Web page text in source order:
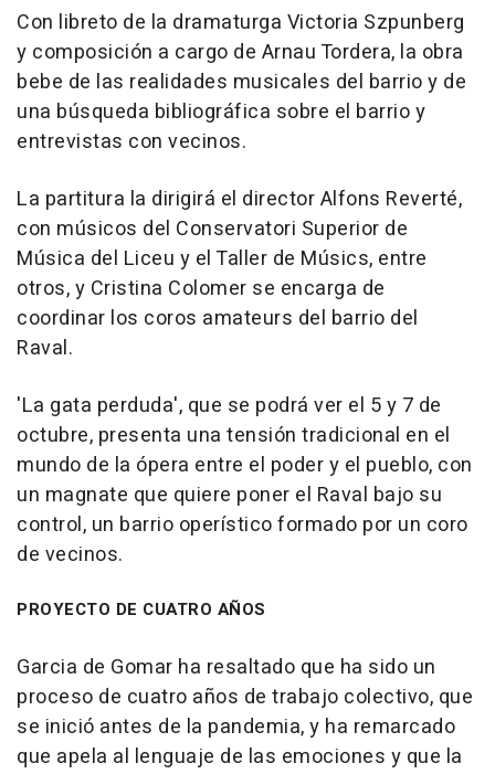
Con libreto de la dramaturga Victoria Szpunberg
y composición a cargo de Arnau Tordera, la obra
bebe de las realidades musicales del barrio y de
una búsqueda bibliográfica sobre el barrio y
entrevistas con vecinos.
La partitura la dirigirá el director Alfons Reverté,
con músicos del Conservatori Superior de
Música del Liceu y el Taller de Músics, entre
otros, y Cristina Colomer se encarga de
coordinar los coros amateurs del barrio del
Raval.
'La gata perduda', que se podrá ver el 5 y 7 de
octubre, presenta una tensión tradicional en el
mundo de la ópera entre el poder y el pueblo, con
un magnate que quiere poner el Raval bajo su
control, un barrio operístico formado por un coro
de vecinos.
PROYECTO DE CUATRO AÑOS
Garcia de Gomar ha resaltado que ha sido un
proceso de cuatro años de trabajo colectivo, que
se inició antes de la pandemia, y ha remarcado
que apela al lenguaje de las emociones y que la